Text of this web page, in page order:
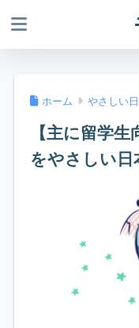
ホーム やさしい
【主に留学
をやさしい日